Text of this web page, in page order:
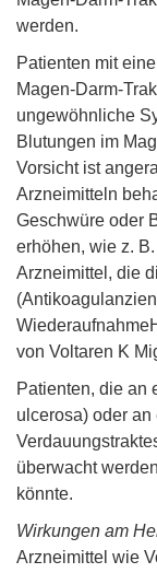
werden.
Patienten mit
Magen-Darm-
ungewöhnliche
Blutungen im
Vorsicht ist
Arzneimitteln
Geschwüre oder
erhöhen, wie z.
Arzneimittel, die
von Voltaren K
Patienten, die an
ulcerosa) oder
überwacht
könnte.
Wirkungen am
Arzneimittel wie